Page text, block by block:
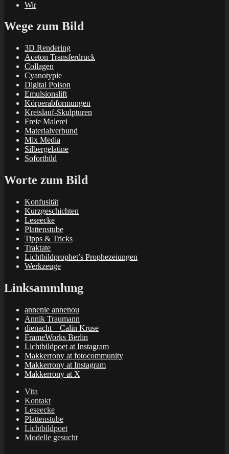
Wir
Wege zum Bild
3D Rendering
Aceton Transferdruck
Collagen
Cyanotypie
Digital Poison
Emulsionslift
Körperabformungen
Kreislauf-Skulpturen
Freie Malerei
Materialverbund
Mix Media
Silbergelatine
Sofortbild
Worte zum Bild
Konfusität
Kurzgeschichten
Leseecke
Plattenstube
Tipps & Tricks
Traktate
Lichtbildprophet’s Prophezeiungen
Werkzeuge
Linksammlung
annenie annenou
Annik Traumann
dienacht – Calin Kruse
FrameWorks Berlin
Lichtbildpoet at Instagram
Makkerrony at fotocommunity
Makkerrony at Instagram
Makkerrony at X
Vita
Kontakt
Leseecke
Plattenstube
Lichtbildpoet
Modelle gesucht